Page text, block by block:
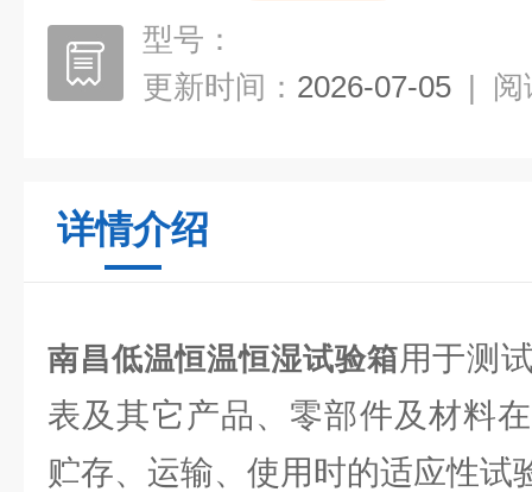
型号：
更新时间： 2026-07-05 | 阅
详情介绍
南昌低温恒温恒湿试验箱用于测
表及其它产品、零部件及材料
贮存、运输、使用时的适应性试